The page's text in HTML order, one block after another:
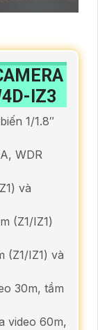
IZ3
1/1.8″
WDR
và
(Z1/IZ1)
(Z1/IZ1) và
30m, tầm
video 60m,